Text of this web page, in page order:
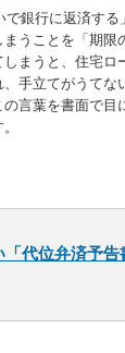
で銀行に返済す
うことを「期
まうと、住宅ロ
手立てがうて
言葉を書面で目
代位弁済予